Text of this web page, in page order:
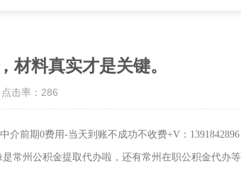
材料真实才是关键。
击率：286
介前期0费用-当天到账不成功不收费+V：1391842896
常州公积金提取代办啦，还有常州在职公积金代办等